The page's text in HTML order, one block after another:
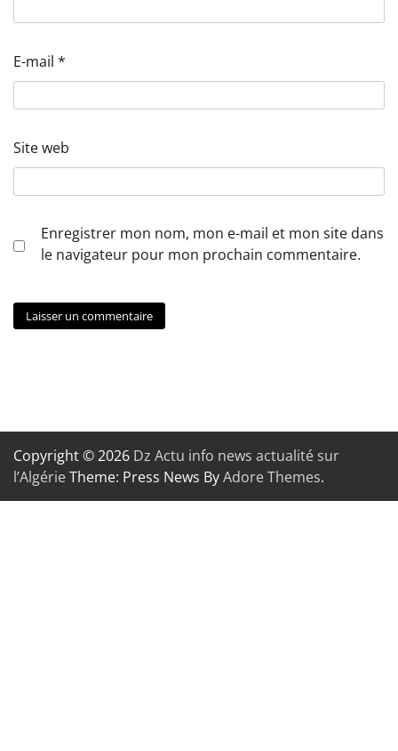
E-mail *
Site web
Enregistrer mon nom, mon e-mail et mon site dans
le navigateur pour mon prochain commentaire.
Copyright © 2026 Dz Actu info news actualité sur
l’AlgérieTheme: Press News ByAdore Themes.